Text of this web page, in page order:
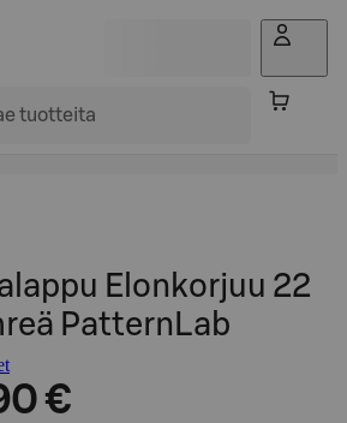
Elonkorjuu 22
PatternLab
€